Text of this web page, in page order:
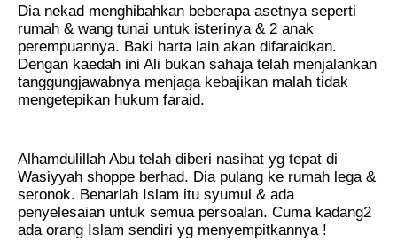
Dia nekad menghibahkan beberapa asetnya seperti
rumah & wang tunai untuk isterinya & 2 anak
perempuannya. Baki harta lain akan difaraidkan.
Dengan kaedah ini Ali bukan sahaja telah menjalankan
tanggungjawabnya menjaga kebajikan malah tidak
mengetepikan hukum faraid.
Alhamdulillah Abu telah diberi nasihat yg tepat di
Wasiyyah shoppe berhad. Dia pulang ke rumah lega &
seronok. Benarlah Islam itu syumul & ada
penyelesaian untuk semua persoalan. Cuma kadang2
ada orang Islam sendiri yg menyempitkannya !